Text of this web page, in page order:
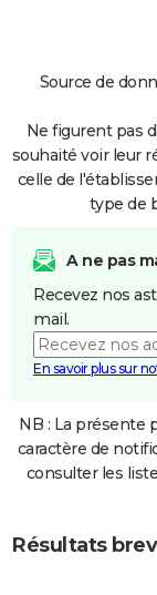
Source de
Ne figurent pas
souhaité voir leur
celle de
type de
A ne pas
Recevez nos
mail.
En savoir plus sur
NB : La présente
caractère de
consulter les
Résultats